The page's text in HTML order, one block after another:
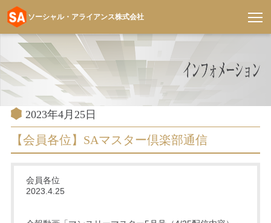
テ
ン
ソーシャル・アライアンス株式会社
投
稿
日:
2023年4月25日
【会員各位】SAマスター倶楽部通信
会員各位
2023.4.25